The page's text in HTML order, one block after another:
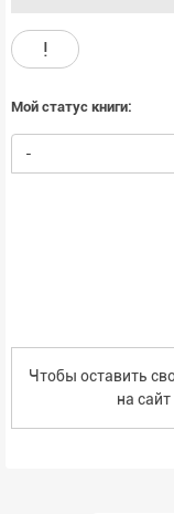
До Шведа только
оказался. Он едет
другой стороны, мог
авантюру? Этот
!
Мой статус книги:
-
Чтобы оставить
на сайт